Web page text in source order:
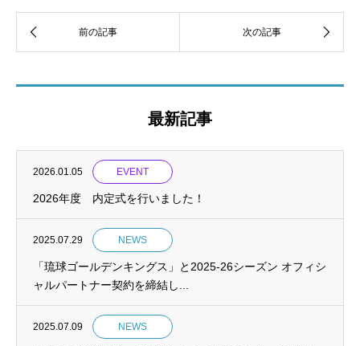
最新記事
2026.01.05 EVENT
2026年度 内定式を行いました！
2025.07.29 NEWS
「琉球ゴールデンキングス」と2025-26シーズン オフィシ
ャルパートナー契約を締結し...
2025.07.09 NEWS